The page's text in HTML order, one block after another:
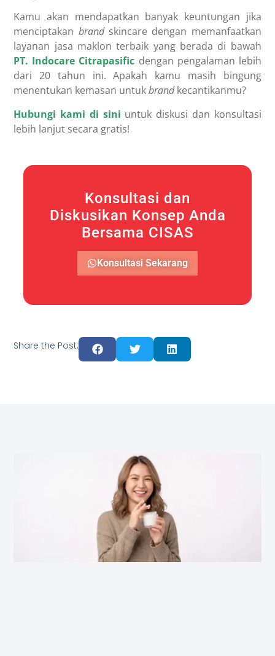
Kamu akan mendapatkan banyak keuntungan jika
menciptakan brandskincare dengan memanfaatkan
layanan jasa maklon terbaik yang berada di bawah
PT. Indocare Citrapasific dengan pengalaman lebih
dari 20 tahun ini. Apakah kamu masih bingung
menentukan kemasan untukbrandkecantikanmu?
Hubungi kami di sini untuk diskusi dan konsultasi
lebih lanjut secara gratis!
Konsultasi dan
Diskusikan Konsep Anda
Bersama CISAS
Konsultasi Sekarang
Share the Post: